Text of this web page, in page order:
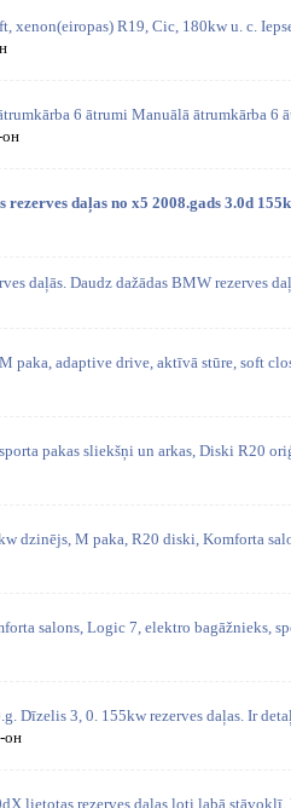
xenon(eiropas) R19, Cic, 180kw u. c.
6 ātrumi Manuālā ātrumkārba 6
он
rezerves daļas no x5 2008.gads 3.0d
daļās. Daudz dažādas BMW rezerves
paka, adaptive drive, aktīvā stūre, soft
pakas sliekšņi un arkas, Diski R20
dzinējs, M paka, R20 diski, Komforta
salons, Logic 7, elektro bagāžnieks,
Dīzelis 3, 0. 155kw rezerves daļas. Ir
он
lietotas rezerves daļas ļoti labā stāvoklī.